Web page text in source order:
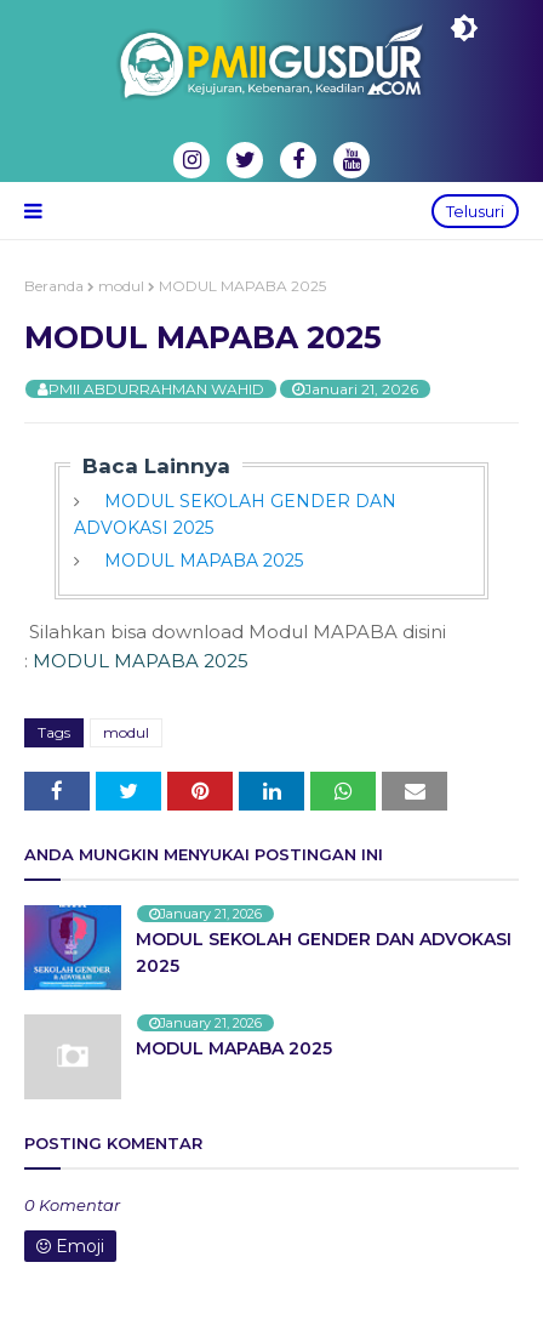
Telusuri
Beranda modul MODUL MAPABA 2025
MODUL MAPABA 2025
PMII ABDURRAHMAN WAHID Januari 21, 2026
Baca Lainnya
MODUL SEKOLAH GENDER DAN
ADVOKASI 2025
MODUL MAPABA 2025
Silahkan bisa download Modul MAPABA disini
: MODUL MAPABA 2025
Tags modul
ANDA MUNGKIN MENYUKAI POSTINGAN INI
January 21, 2026
MODUL SEKOLAH GENDER DAN ADVOKASI
2025
January 21, 2026
MODUL MAPABA 2025
POSTING KOMENTAR
0 Komentar
Emoji